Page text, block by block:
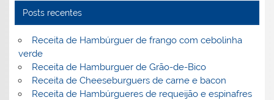
Posts recentes
Receita de Hambúrguer de frango com cebolinha
verde
Receita de Hamburguer de Grão-de-Bico
Receita de Cheeseburguers de carne e bacon
Receita de Hambúrgueres de requeijão e espinafres